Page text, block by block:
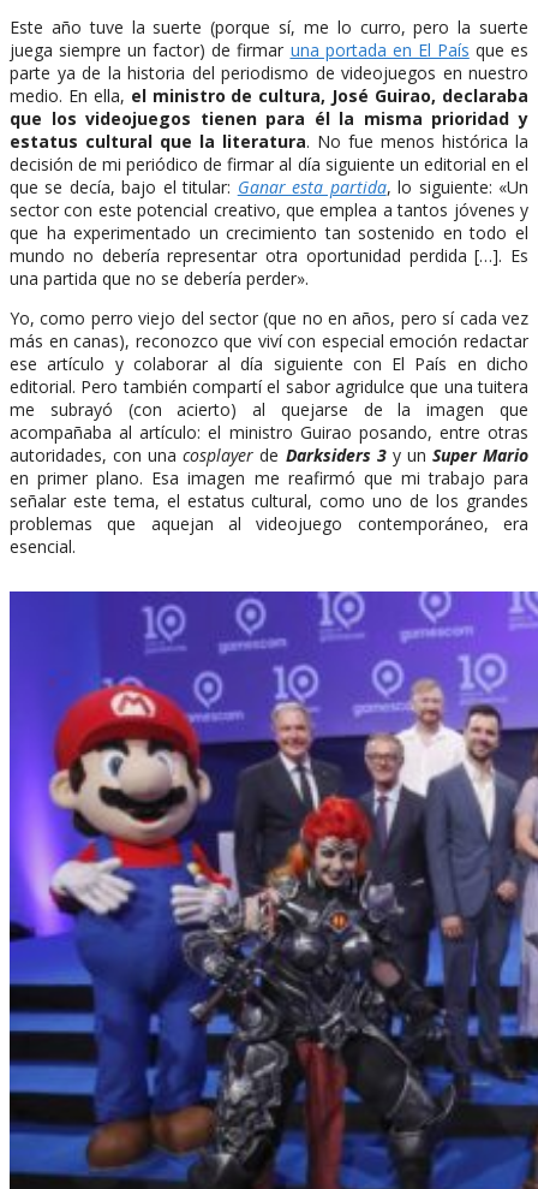
Este año tuve la suerte (porque sí, me lo curro, pero la suerte
juega siempre un factor) de firmar una portada en El País que es
parte ya de la historia del periodismo de videojuegos en nuestro
medio. En ella, el ministro de cultura, José Guirao, declaraba
que los videojuegos tienen para él la misma prioridad y
estatus cultural que la literatura. No fue menos histórica la
decisión de mi periódico de firmar al día siguiente un editorial en el
que se decía, bajo el titular: Ganar esta partida, lo siguiente: «Un
sector con este potencial creativo, que emplea a tantos jóvenes y
que ha experimentado un crecimiento tan sostenido en todo el
mundo no debería representar otra oportunidad perdida […]. Es
una partida que no se debería perder».
Yo, como perro viejo del sector (que no en años, pero sí cada vez
más en canas), reconozco que viví con especial emoción redactar
ese artículo y colaborar al día siguiente con El País en dicho
editorial. Pero también compartí el sabor agridulce que una tuitera
me subrayó (con acierto) al quejarse de la imagen que
acompañaba al artículo: el ministro Guirao posando, entre otras
autoridades, con una cosplayer de Darksiders 3y un Super Mario
en primer plano. Esa imagen me reafirmó que mi trabajo para
señalar este tema, el estatus cultural, como uno de los grandes
problemas que aquejan al videojuego contemporáneo, era
esencial.